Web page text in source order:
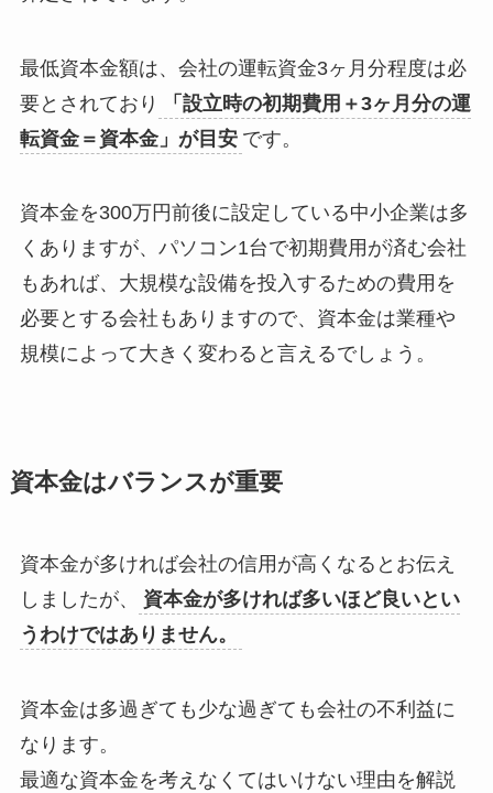
最低資本金額は、会社の運転資金3ヶ月分程度は必
要とされており
「設立時の初期費用＋3ヶ月分の運
転資金＝資本金」が目安 です。
資本金を300万円前後に設定している中小企業は多
くありますが、パソコン1台で初期費用が済む会社
もあれば、大規模な設備を投入するための費用を
必要とする会社もありますので、資本金は業種や
規模によって大きく変わると言えるでしょう。
資本金はバランスが重要
資本金が多ければ会社の信用が高くなるとお伝え
しましたが、
資本金が多ければ多いほど良いとい
うわけではありません。
資本金は多過ぎても少な過ぎても会社の不利益に
なります。
最適な資本金を考えなくてはいけない理由を解説